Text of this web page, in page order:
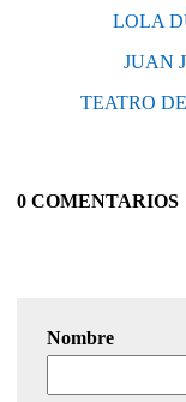
LOLA
JUAN
TEATRO
0 COMENTARIOS
Nombre